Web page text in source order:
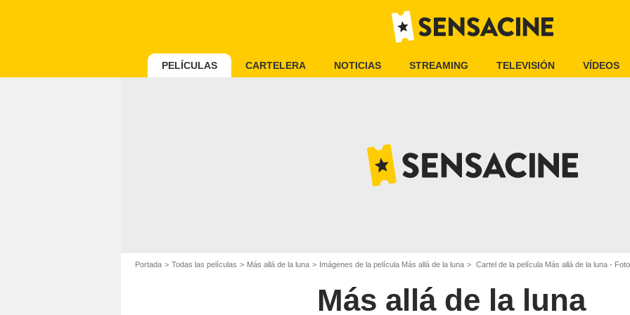
PELÍCULAS CARTELERA NOTICIAS STREAMING TELEVISIÓN VÍDEOS
Portada Todas las películas Más allá de la luna Imágenes de la película Más allá de la luna Cartel de la película Más allá de la luna - Foto
Más allá de la luna